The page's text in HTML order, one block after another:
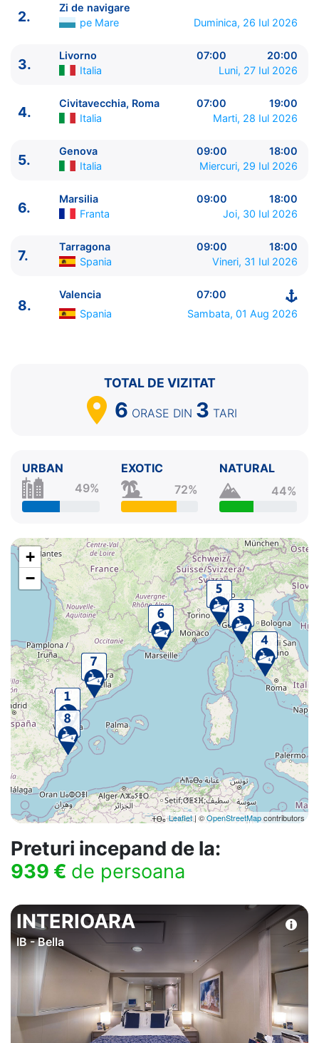
ITINERARIU
----------------------------------------
1. Valencia Spania
Livorno Italia
4.
Civitavecchia, Roma
07:00 - 19:00
6.
Marsilia Franta
7. Tarragona Spania
09:00 - 18:00
2.
Zi de navigare
pe Mare
Duminica, 26 Iul 2026
3.
Livorno 07:00
20:00
Italia
Luni, 27 Iul 2026
4.
Civitavecchia, Roma 07:00
19:00
Italia
Marti, 28 Iul 2026
5.
Genova 09:00
18:00
Italia
Miercuri, 29 Iul 2026
6.
Marsilia 09:00
18:00
Franta
Joi, 30 Iul 2026
7.
Tarragona 09:00
18:00
Spania
Vineri, 31 Iul 2026
8.
Valencia
07:00
Spania
Sambata, 01 Aug 2026
TOTAL DE VIZITAT
6 ORASE DIN 3 TARI
URBAN
49%
EXOTIC
72%
NATURAL
44%
+
−
Leaflet| ©OpenStreetMapcontributors
Preturi incepand de la:
939 € de persoana
INTERIOARA
IB - Bella